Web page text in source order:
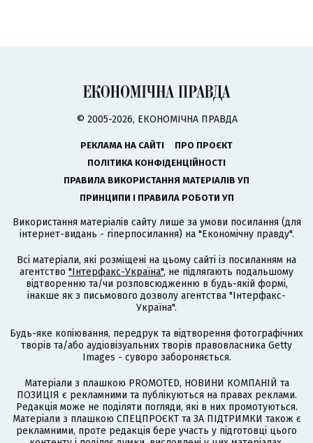
© 2005-2026, ЕКОНОМІЧНА ПРАВДА
РЕКЛАМА НА САЙТІ
ПРО ПРОЄКТ
ПОЛІТИКА КОНФІДЕНЦІЙНОСТІ
ПРАВИЛА ВИКОРИСТАННЯ МАТЕРІАЛІВ УП
ПРИНЦИПИ І ПРАВИЛА РОБОТИ УП
Використання матеріалів сайту лише за умови посилання (для
інтернет-видань - гіперпосилання) на "Економічну правду".
Всі матеріали, які розміщені на цьому сайті із посиланням на
агентство "Інтерфакс-Україна", не підлягають подальшому
відтворенню та/чи розповсюдженню в будь-якій формі,
інакше як з письмового дозволу агентства "Інтерфакс-
Україна".
Будь-яке копіювання, передрук та відтворення фотографічних
творів та/або аудіовізуальних творів правовласника Getty
Images - суворо забороняється.
Матеріали з плашкою PROMOTED, НОВИНИ КОМПАНІЙ та
ПОЗИЦІЯ є рекламними та публікуються на правах реклами.
Редакція може не поділяти погляди, які в них промотуються.
Матеріали з плашкою СПЕЦПРОЄКТ та ЗА ПІДТРИМКИ також є
рекламними, проте редакція бере участь у підготовці цього